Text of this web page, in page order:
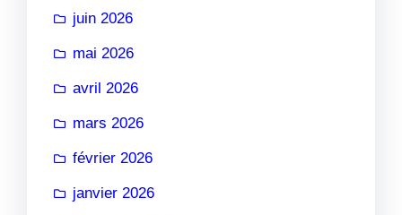
juin 2026
mai 2026
avril 2026
mars 2026
février 2026
janvier 2026